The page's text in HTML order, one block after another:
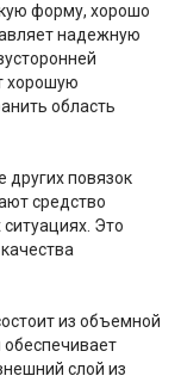
форму, хорошо
надежную
хорошую
область
других повязок
средство
Это
из объемной
слой из